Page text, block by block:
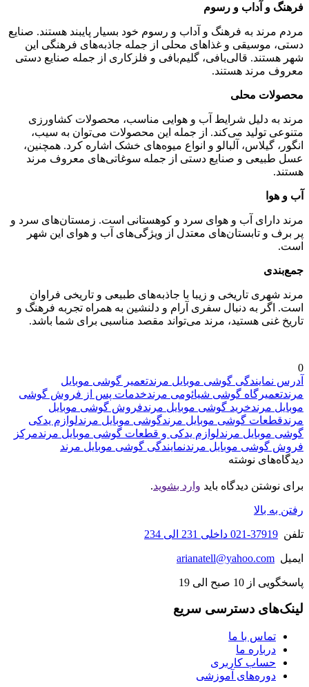
فرهنگ و آداب و رسوم
مردم مرند به فرهنگ و آداب و رسوم خود بسیار پایبند هستند. صنایع
دستی، موسیقی و غذاهای محلی از جمله جاذبه‌های فرهنگی این
شهر هستند. قالی‌بافی، گلیم‌بافی و فلزکاری از جمله صنایع دستی
معروف مرند هستند.
محصولات محلی
مرند به دلیل شرایط آب و هوایی مناسب، محصولات کشاورزی
متنوعی تولید می‌کند. از جمله این محصولات می‌توان به سیب،
انگور، گیلاس، آلبالو و انواع میوه‌های خشک اشاره کرد. همچنین،
عسل طبیعی و صنایع دستی از جمله سوغاتی‌های معروف مرند
هستند.
آب و هوا
مرند دارای آب و هوای سرد و کوهستانی است. زمستان‌های سرد و
پر برف و تابستان‌های معتدل از ویژگی‌های آب و هوای این شهر
است.
جمع‌بندی
مرند شهری تاریخی و زیبا با جاذبه‌های طبیعی و تاریخی فراوان
است. اگر به دنبال سفری آرام و دلنشین به همراه تجربه فرهنگ و
تاریخ غنی هستید، مرند می‌تواند مقصد مناسبی برای شما باشد.
0
آدرس نمایندگی گوشی موبایل مرندتعمیر گوشی موبایل
مرندتعمیرگاه گوشی شیائومی مرندخدمات پس از فروش گوشی
موبایل مرندخرید گوشی موبایل مرندفروش گوشی موبایل
مرندقطعات گوشی موبایل مرندگوشی موبایل مرندلوازم یدکی
گوشی موبایل مرندلوازم یدکی و قطعات گوشی موبایل مرندمرکز
فروش گوشی موبایل مرندنمایندگی گوشی موبایل مرند
دیدگاه‌های نوشته
برای نوشتن دیدگاه باید وارد بشوید.
رفتن به بالا
تلفن 37919-021 داخلی 231 الی 234
ایمیل arianatell@yahoo.com
پاسخگویی از 10 صبح الی 19
لینک‌های دسترسی سریع
تماس با ما
درباره ما
حساب کاربری
دوره‌های آموزشی